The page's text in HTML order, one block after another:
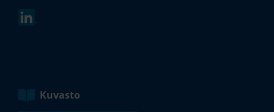
Kuvasto